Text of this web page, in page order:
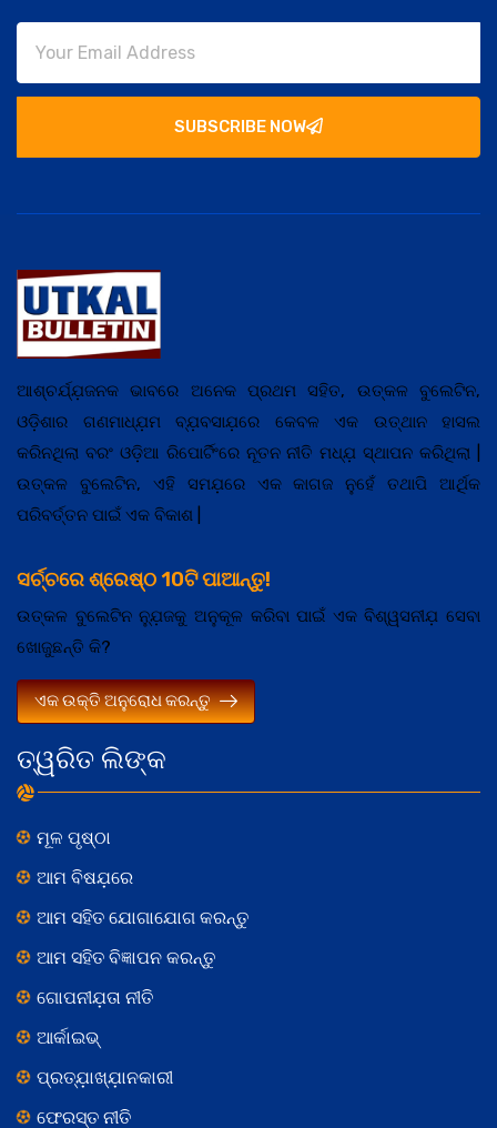
SUBSCRIBE NOW
ତ୍ୱରିତ ଲିଙ୍କ
ମୂଳ ପୃଷ୍ଠା
ଆମ ବିଷଯ଼ରେ
ଆମ ସହିତ ଯୋଗାଯୋଗ କରନ୍ତୁ
ଆମ ସହିତ ବିଜ୍ଞାପନ କରନ୍ତୁ
ଗୋପନୀଯ଼ତା ନୀତି
ଆର୍କାଇଭ୍
ପ୍ରତ୍ଯ଼ାଖ୍ଯ଼ାନକାରୀ
ଫେରସ୍ତ ନୀତି
ଆଶ୍ଚର୍ଯ୍ଯ଼ଜନକ ଭାବରେ ଅନେକ ପ୍ରଥମ ସହିତ, ଉତ୍କଳ ବୁଲେଟିନ,
ଓଡ଼ିଶାର ଗଣମାଧ୍ଯ଼ମ ବ୍ଯ଼ବସାଯ଼ରେ କେବଳ ଏକ ଉତ୍ଥାନ ହାସଲ
କରିନଥିଲା ବରଂ ଓଡ଼ିଆ ରିପୋର୍ଟିଂରେ ନୂତନ ନୀତି ମଧ୍ଯ଼ ସ୍ଥାପନ କରିଥିଲା |
ଉତ୍କଳ ବୁଲେଟିନ, ଏହି ସମଯ଼ରେ ଏକ କାଗଜ ନୁହେଁ ତଥାପି ଆର୍ଥିକ
ପରିବର୍ତ୍ତନ ପାଇଁ ଏକ ବିକାଶ |
ସର୍ଚ୍ଚରେ ଶ୍ରେଷ୍ଠ 10ଟି ପାଆନ୍ତୁ!
ଉତ୍କଳ ବୁଲେଟିନ ନ୍ଯ଼ୁଜକୁ ଅନୁକୂଳ କରିବା ପାଇଁ ଏକ ବିଶ୍ୱସନୀଯ଼ ସେବା
ଖୋଜୁଛନ୍ତି କି?
ଏକ ଉକ୍ତି ଅନୁରୋଧ କରନ୍ତୁ